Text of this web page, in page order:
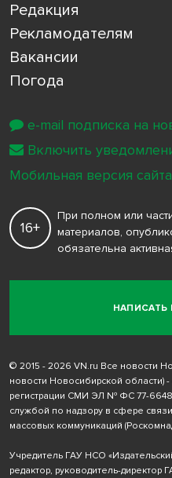
Редакция
Рекламодателям
Вакансии
Погода
НАПИСАТЬ
16+
При полном или
материалов,
обязательна
© 2015 - 2026 VN.ru Все новости
новости Новосибирской области)
регистрации СМИ ЭЛ № ФС 77-
службой по надзору в сфере
массовых коммуникаций
Учредитель ГАУ НСО
редактор, руководитель-директор
e-mail подписка на
Включить
Мобильная версия сайта